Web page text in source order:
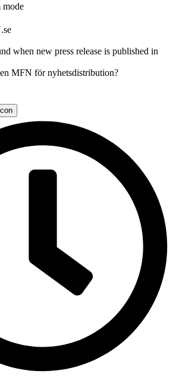
mode
when new press release is published in
MFN för nyhetsdistribution?